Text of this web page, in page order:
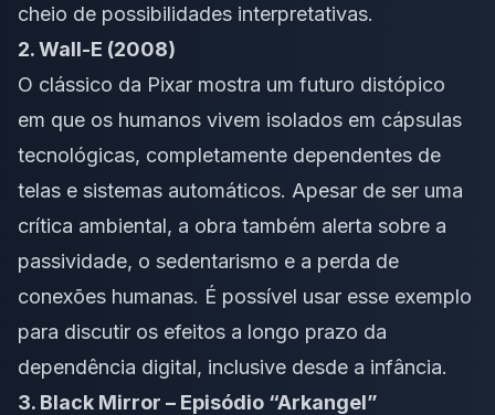
cheio de possibilidades interpretativas.
2. Wall-E (2008)
O clássico da Pixar mostra um futuro distópico
em que os humanos vivem isolados em cápsulas
tecnológicas, completamente dependentes de
telas e sistemas automáticos. Apesar de ser uma
crítica ambiental, a obra também alerta sobre a
passividade, o sedentarismo e a perda de
conexões humanas. É possível usar esse exemplo
para discutir os efeitos a longo prazo da
dependência digital, inclusive desde a infância.
3. Black Mirror – Episódio “Arkangel”